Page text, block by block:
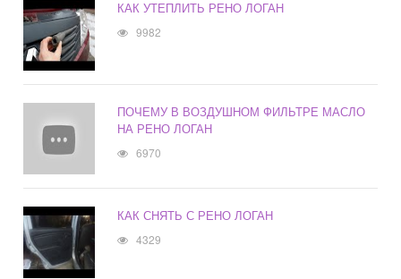
КАК УТЕПЛИТЬ РЕНО ЛОГАН
9982
ПОЧЕМУ В ВОЗДУШНОМ ФИЛЬТРЕ МАСЛО
НА РЕНО ЛОГАН
6970
КАК СНЯТЬ С РЕНО ЛОГАН
4329